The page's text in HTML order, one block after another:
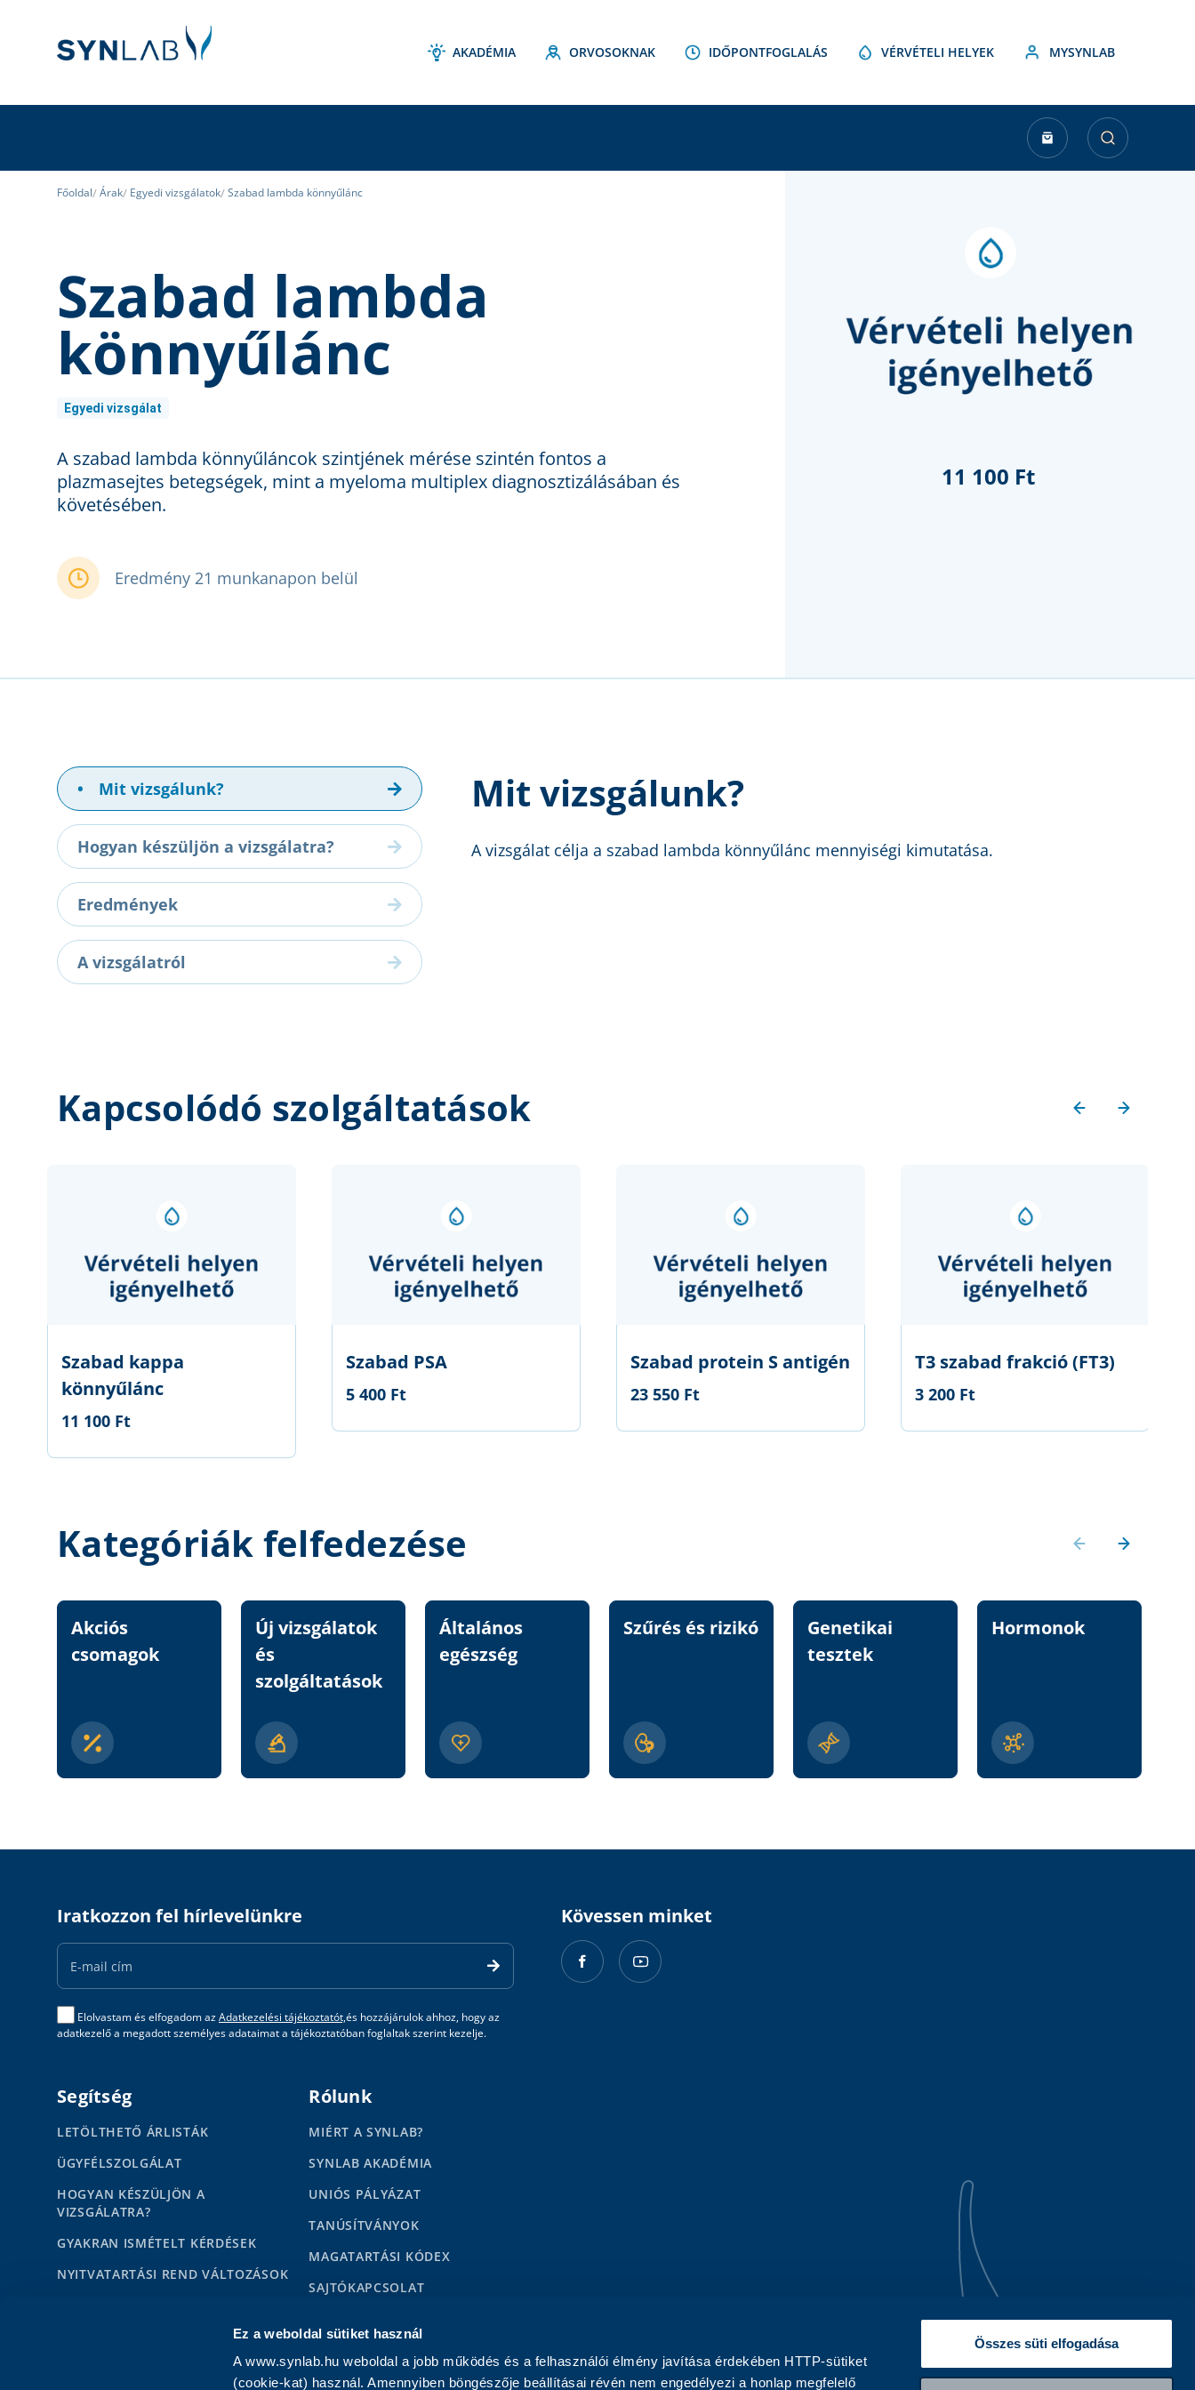
Ez a weboldal sütiket használ
A www.synlab.hu weboldal a jobb működés és a felhasználói élmény javítása érdekében HTTP-sütiket
(cookie-kat) használ. Amennyiben böngészője beállításai révén nem engedélyezi a honlap megfelelő
Összes süti elfogadása
AKADÉMIA ORVOSOKNAK IDŐPONTFOGLALÁS VÉRVÉTELI HELYEK MYSYNLAB
Főoldal Árak Egyedi vizsgálatok Szabad lambda könnyűlánc
Szabad lambda
könnyűlánc
Egyedi vizsgálat
A szabad lambda könnyűláncok szintjének mérése szintén fontos a
plazmasejtes betegségek, mint a myeloma multiplex diagnosztizálásában és
követésében.
Eredmény 21 munkanapon belül
11 100 Ft
• Mit vizsgálunk?
Hogyan készüljön a vizsgálatra?
Eredmények
A vizsgálatról
Mit vizsgálunk?
A vizsgálat célja a szabad lambda könnyűlánc mennyiségi kimutatása.
Kapcsolódó szolgáltatások
Szabad kappa
könnyűlánc
11 100 Ft
Szabad PSA
5 400 Ft
Szabad protein S antigén
23 550 Ft
T3 szabad frakció (FT3)
3 200 Ft
Kategóriák felfedezése
Akciós
csomagok
Új vizsgálatok
és
szolgáltatások
Általános
egészség
Szűrés és rizikó
Genetikai
tesztek
Hormonok
Iratkozzon fel hírlevelünkre
Email
Address
Elolvastam és elfogadom azAdatkezelési tájékoztatót,és hozzájárulok ahhoz, hogy az
adatkezelő a megadott személyes adataimat a tájékoztatóban foglaltak szerint kezelje.
Kövessen minket
Segítség
LETÖLTHETŐ ÁRLISTÁK
ÜGYFÉLSZOLGÁLAT
HOGYAN KÉSZÜLJÖN A
VIZSGÁLATRA?
GYAKRAN ISMÉTELT KÉRDÉSEK
NYITVATARTÁSI REND VÁLTOZÁSOK
KAPCSOLAT MAGÁNSZEMÉLYEKNEK
KAPCSOLAT PARTNEREKNEK
Rólunk
MIÉRT A SYNLAB?
SYNLAB AKADÉMIA
UNIÓS PÁLYÁZAT
TANÚSÍTVÁNYOK
MAGATARTÁSI KÓDEX
SAJTÓKAPCSOLAT
IMPRESSZUM